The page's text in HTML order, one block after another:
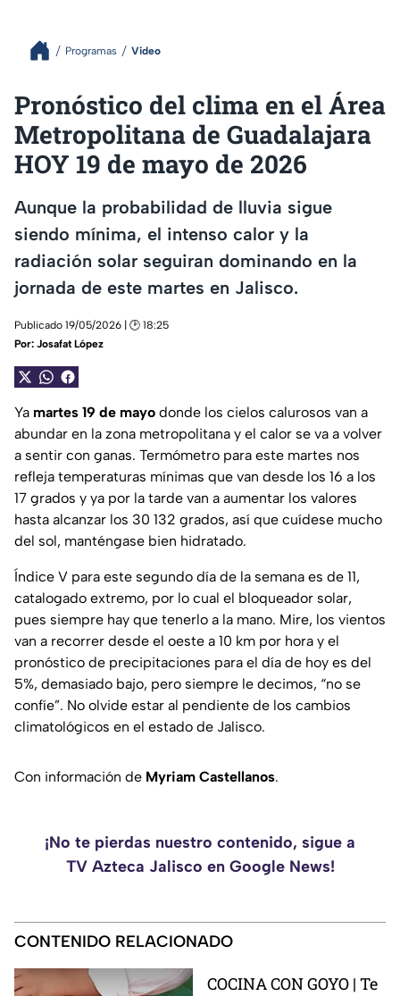
Programas Video
Pronóstico del clima en el Área
Metropolitana de Guadalajara
HOY 19 de mayo de 2026
Aunque la probabilidad de lluvia sigue
siendo mínima, el intenso calor y la
radiación solar seguiran dominando en la
jornada de este martes en Jalisco.
Publicado 19/05/2026 | 🕑 18:25
Por: Josafat López
Ya martes 19 de mayo donde los cielos calurosos van a
abundar en la zona metropolitana y el calor se va a volver
a sentir con ganas. Termómetro para este martes nos
refleja temperaturas mínimas que van desde los 16 a los
17 grados y ya por la tarde van a aumentar los valores
hasta alcanzar los 30 132 grados, así que cuídese mucho
del sol, manténgase bien hidratado.
Índice V para este segundo día de la semana es de 11,
catalogado extremo, por lo cual el bloqueador solar,
pues siempre hay que tenerlo a la mano. Mire, los vientos
van a recorrer desde el oeste a 10 km por hora y el
pronóstico de precipitaciones para el día de hoy es del
5%, demasiado bajo, pero siempre le decimos, “no se
confíe”. No olvide estar al pendiente de los cambios
climatológicos en el estado de Jalisco.
Con información de Myriam Castellanos.
¡No te pierdas nuestro contenido, sigue a
TV Azteca Jalisco en Google News!
CONTENIDO RELACIONADO
COCINA CON GOYO | Te